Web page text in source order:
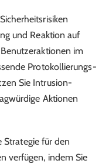
und Reaktion auf
im
Protokollierungs-
Sie Intrusion-
Aktionen
Strategie für den
verfügen, indem Sie